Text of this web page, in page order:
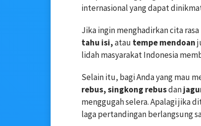
internasional yang dapat
Jika ingin menghadirkan cita
tahu isi,atau tempe mendoan
lidah masyarakat Indonesia
Selain itu, bagi Anda yang mau
rebus, singkong rebusdan
menggugah selera. Apalagi jika
laga pertandingan berlangsung